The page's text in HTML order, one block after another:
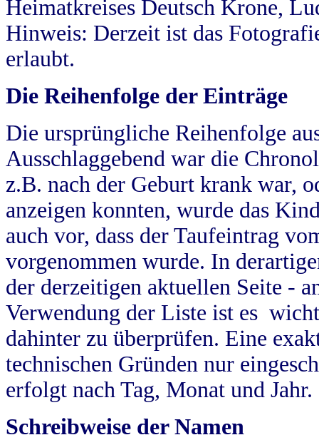
Heimatkreises Deutsch Krone,
Hinweis: Derzeit ist das
erlaubt.
Die Reihenfolge der Einträge
Die ursprüngliche Reihenfolge
Ausschlaggebend war die
z.B. nach der Geburt krank war,
anzeigen konnten, wurde das
auch vor, dass der Taufeintrag
vorgenommen wurde. In
der derzeitigen aktuellen Seite -
Verwendung der Liste ist es
dahinter zu überprüfen. Eine
technischen Gründen nur
erfolgt nach Tag, Monat und Jahr.
Schreibweise der Namen